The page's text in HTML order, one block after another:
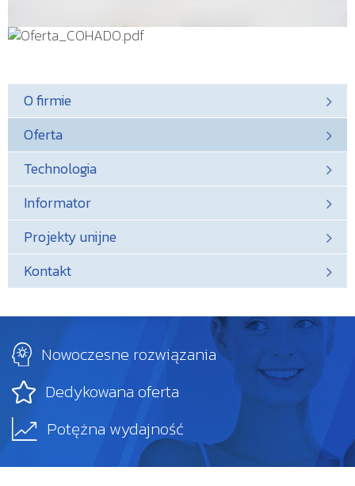
O firmie
Oferta
Technologia
Informator
Projekty unijne
Kontakt
Nowoczesne rozwiązania
Dedykowanaoferta
Potężna wydajność